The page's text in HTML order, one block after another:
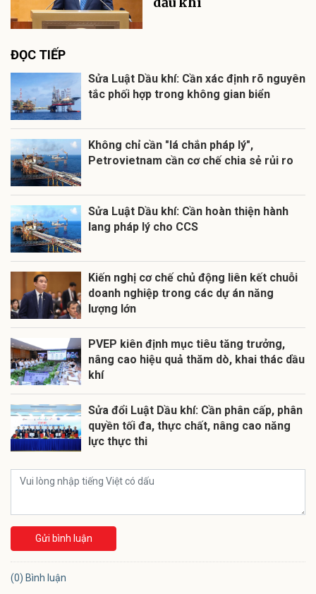
ĐỌC TIẾP
Sửa Luật Dầu khí: Cần xác định rõ nguyên
tắc phối hợp trong không gian biển
Không chỉ cần "lá chắn pháp lý",
Petrovietnam cần cơ chế chia sẻ rủi ro
Sửa Luật Dầu khí: Cần hoàn thiện hành
lang pháp lý cho CCS
Kiến nghị cơ chế chủ động liên kết chuỗi
doanh nghiệp trong các dự án năng
lượng lớn
PVEP kiên định mục tiêu tăng trưởng,
nâng cao hiệu quả thăm dò, khai thác dầu
khí
Sửa đổi Luật Dầu khí: Cần phân cấp, phân
quyền tối đa, thực chất, nâng cao năng
lực thực thi
Gửi bình luận
(0) Bình luận